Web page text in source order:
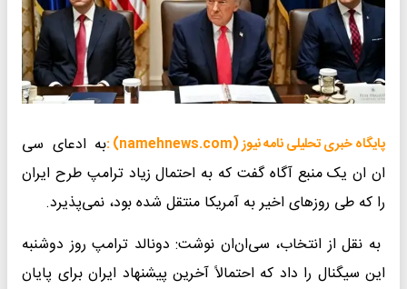
پایگاه خبری تحلیلی نامه نیوز (namehnews.com) :
به ادعای سی
ان ان یک منبع آگاه گفت که به احتمال زیاد ترامپ طرح ایران
را که طی روزهای اخیر به آمریکا منتقل شده بود، نمی‌پذیرد.
به نقل از انتخاب، سی‌ان‌ان نوشت: دونالد ترامپ روز دوشنبه
این سیگنال را داد که احتمالاً آخرین پیشنهاد ایران برای پایان